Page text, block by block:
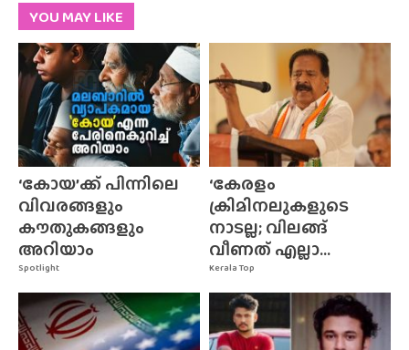
YOU MAY LIKE
Spotlight
‘കോയ’ക്ക് പിന്നിലെ
വിവരങ്ങളും
കൗതുകങ്ങളും
അറിയാം
Kerala Top
‘കേരളം
ക്രിമിനലുകളുടെ
നാടല്ല; വിലങ്ങ്
വീണത് എല്ലാ...